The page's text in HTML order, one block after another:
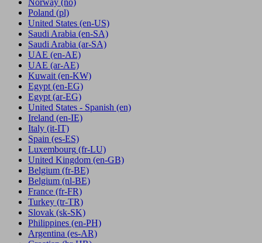
Norway (no)
Poland (pl)
United States (en-US)
Saudi Arabia (en-SA)
Saudi Arabia (ar-SA)
UAE (en-AE)
UAE (ar-AE)
Kuwait (en-KW)
Egypt (en-EG)
Egypt (ar-EG)
United States - Spanish (en)
Ireland (en-IE)
Italy (it-IT)
Spain (es-ES)
Luxembourg (fr-LU)
United Kingdom (en-GB)
Belgium (fr-BE)
Belgium (nl-BE)
France (fr-FR)
Turkey (tr-TR)
Slovak (sk-SK)
Philippines (en-PH)
Argentina (es-AR)